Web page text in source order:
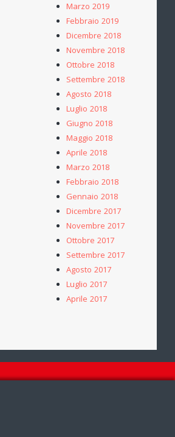
Marzo 2019
Febbraio 2019
Dicembre 2018
Novembre 2018
Ottobre 2018
Settembre 2018
Agosto 2018
Luglio 2018
Giugno 2018
Maggio 2018
Aprile 2018
Marzo 2018
Febbraio 2018
Gennaio 2018
Dicembre 2017
Novembre 2017
Ottobre 2017
Settembre 2017
Agosto 2017
Luglio 2017
Aprile 2017